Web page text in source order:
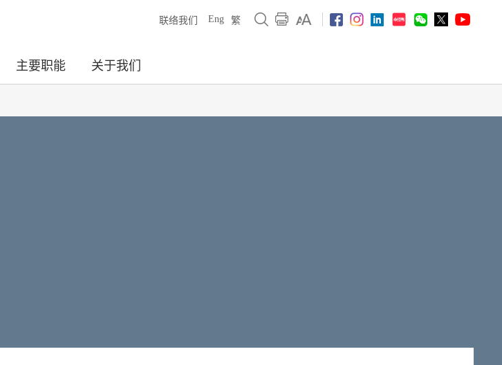
联络我们 Eng 繁
主要职能 关于我们